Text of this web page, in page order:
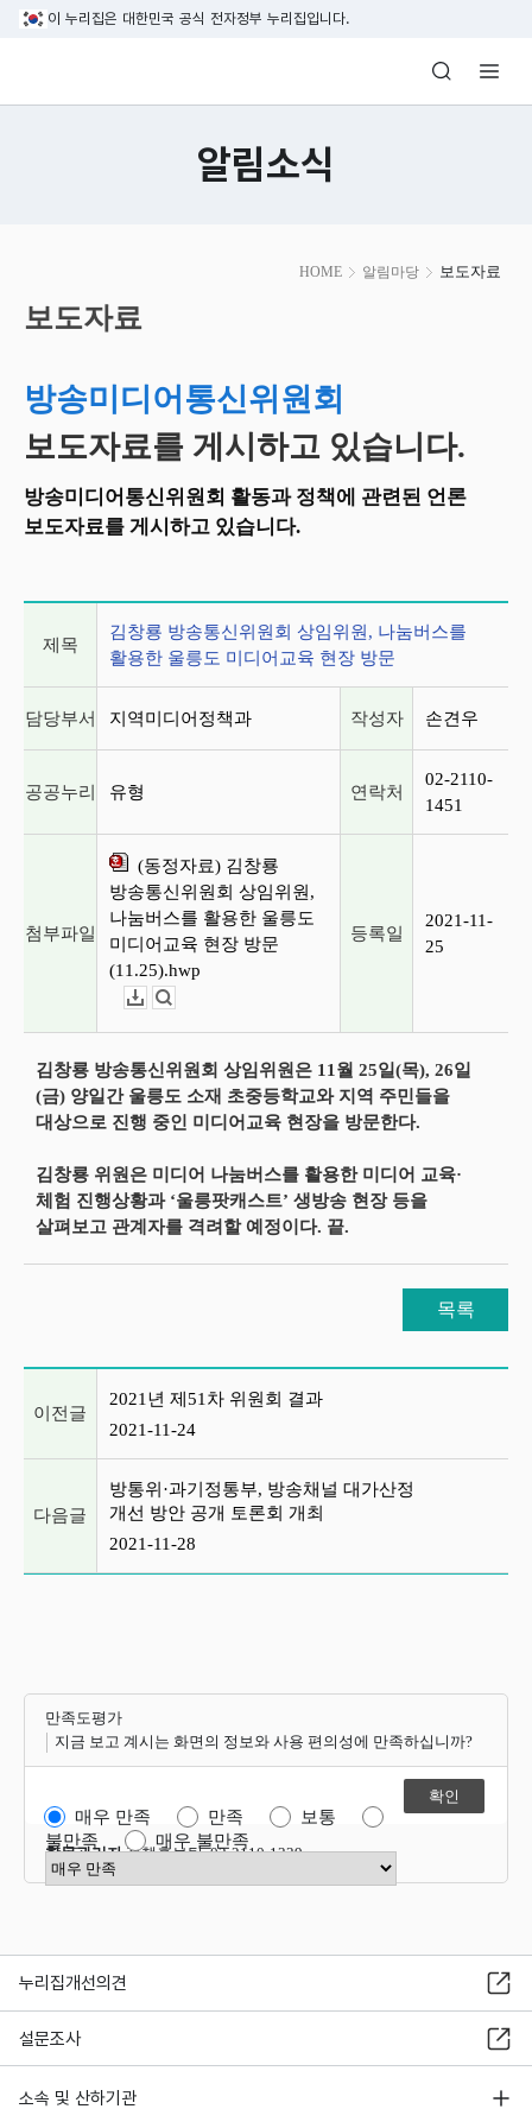
본문 바로가기
이 누리집은 대한민국 공식 전자정부 누리집입니다.
방송미디어통신위원회 Korea Media
알림소식
HOME 알림마당 보도자료
시
작
보도자료
방송미디어통신위원회
보도자료를 게시하고 있습니다.
방송미디어통신위원회 활동과 정책에 관련된 언론
보도자료를 게시하고 있습니다.
제목
김창룡 방송통신위원회 상임위원, 나눔버스를
활용한 울릉도 미디어교육 현장 방문
담당부서 지역미디어정책과 작성자 손견우
공공누리 유형 연락처
02-2110-
1451
첨부파일
(동정자료) 김창룡
방송통신위원회 상임위원,
나눔버스를 활용한 울릉도
미디어교육 현장 방문
(11.25).hwp
등록일
2021-11-
25
김창룡 방송통신위원회 상임위원은 11월 25일(목), 26일
(금) 양일간 울릉도 소재 초중등학교와 지역 주민들을
대상으로 진행 중인 미디어교육 현장을 방문한다.
김창룡 위원은 미디어 나눔버스를 활용한 미디어 교육·
체험 진행상황과 ‘울릉팟캐스트’ 생방송 현장 등을
살펴보고 관계자를 격려할 예정이다. 끝.
목록
이전글
2021년 제51차 위원회 결과
2021-11-24
다음글
방통위·과기정통부, 방송채널 대가산정
개선 방안 공개 토론회 개최
2021-11-28
만족도평가
지금 보고 계시는 화면의 정보와 사용 편의성에 만족하십니까?
매우 만족 만족
보통
불만족
매우 불만족
만족도 점수 선택
항목관리자정책홍보팀 02-2110-1339
누리집개선의견
설문조사
소속 및 산하기관